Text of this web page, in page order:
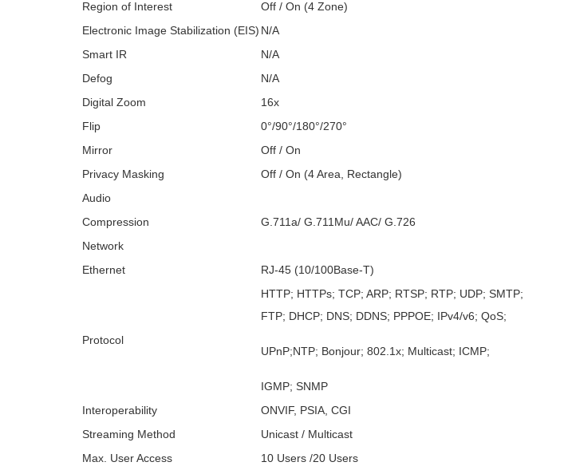
Region of Interest
Off / On (4 Zone)
Electronic Image Stabilization (EIS) N/A
Smart IR
N/A
Defog
N/A
Digital Zoom
16x
Flip
0°/90°/180°/270°
Mirror
Off / On
Privacy Masking
Off / On (4 Area, Rectangle)
Audio
Compression
G.711a/ G.711Mu/ AAC/ G.726
Network
Ethernet
RJ-45 (10/100Base-T)
Protocol
HTTP; HTTPs; TCP; ARP; RTSP; RTP; UDP; SMTP;
FTP; DHCP; DNS; DDNS; PPPOE; IPv4/v6; QoS;
UPnP;NTP; Bonjour; 802.1x; Multicast; ICMP;
IGMP; SNMP
Interoperability
ONVIF, PSIA, CGI
Streaming Method
Unicast / Multicast
Max. User Access
10 Users /20 Users